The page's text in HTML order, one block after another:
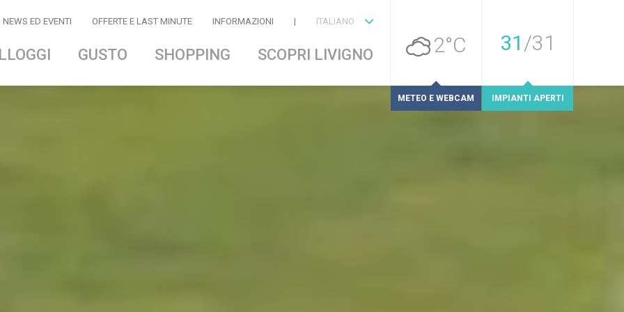
NEWS ED EVENTI OFFERTE E LAST MINUTE INFORMAZIONI | ITALIANO
GUSTO SHOPPING SCOPRI LIVIGNO 2°C
METEO E WEBCAM
31 /31
IMPIANTI APERTI